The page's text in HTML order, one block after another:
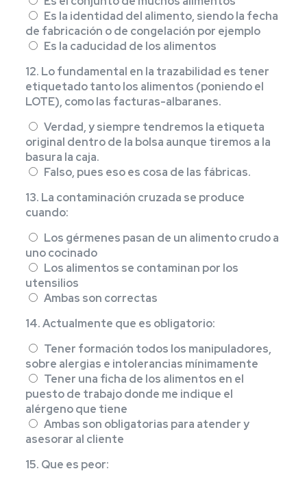
Es la identidad del alimento, siendo la fecha
de fabricación o de congelación por ejemplo
Es la caducidad de los alimentos
12. Lo fundamental en la trazabilidad es tener
etiquetado tanto los alimentos (poniendo el
LOTE), como las facturas-albaranes.
Verdad, y siempre tendremos la etiqueta
original dentro de la bolsa aunque tiremos a la
basura la caja.
Falso, pues eso es cosa de las fábricas.
13. La contaminación cruzada se produce
cuando:
Los gérmenes pasan de un alimento crudo a
uno cocinado
Los alimentos se contaminan por los
utensilios
Ambas son correctas
14. Actualmente que es obligatorio:
Tener formación todos los manipuladores,
sobre alergias e intolerancias mínimamente
Tener una ficha de los alimentos en el
puesto de trabajo donde me indique el
alérgeno que tiene
Ambas son obligatorias para atender y
asesorar al cliente
15. Que es peor: